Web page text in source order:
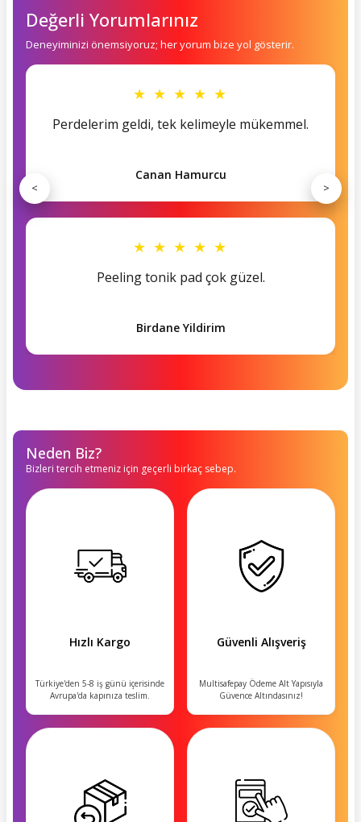
Değerli Yorumlarınız
Deneyiminizi önemsiyoruz; her yorum bize yol gösterir.
★ ★ ★ ★ ★
Perdelerim geldi, tek kelimeyle mükemmel.
Canan Hamurcu
★ ★ ★ ★ ★
Peeling tonik pad çok güzel.
Birdane Yildirim
< >
Neden Biz?
Bizleri tercih etmeniz için geçerli birkaç sebep.
Hızlı Kargo
Türkiye'den 5-8 iş günü içerisinde
Avrupa'da kapınıza teslim.
Güvenli Alışveriş
Multisafepay Ödeme Alt Yapısıyla
Güvence Altındasınız!